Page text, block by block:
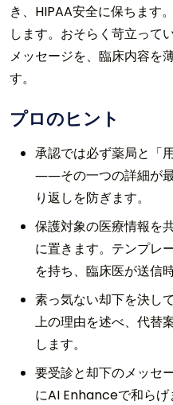
き、HIPAA安全に保ちます
します。おそらく苛立って
メッセージを、臨床内容を
す。
プロのヒント
承認では必ず薬局と「
――その一つの詳細が
り返しを防ぎます。
保護対象の医療情報を
に置きます。テンプレ
を持ち、臨床医が送信
素っ気ない却下を決
上の理由を述べ、代替
します。
要受診と却下のメッセ
にAI Enhanceで和らげ